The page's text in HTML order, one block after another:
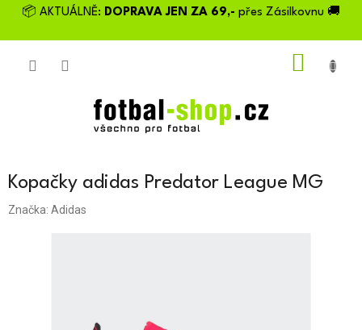
Přejít📦 AKTUÁLNĚ: DOPRAVA JEN ZA 69,- přes Zásilkovnu 🚚
Kopačky adidas Predator League MG
Značka: Adidas